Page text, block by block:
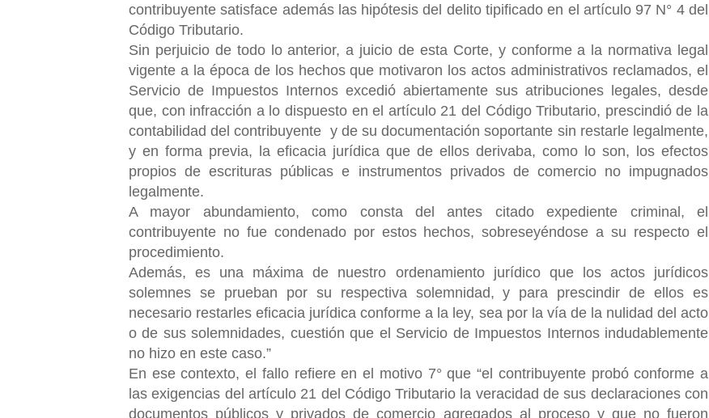
contribuyente satisface además las hipótesis del delito tipificado en el artículo 97 N° 4 del
Código Tributario.
Sin perjuicio de todo lo anterior, a juicio de esta Corte, y conforme a la normativa legal
vigente a la época de los hechos que motivaron los actos administrativos reclamados, el
Servicio de Impuestos Internos excedió abiertamente sus atribuciones legales, desde
que, con infracción a lo dispuesto en el artículo 21 del Código Tributario, prescindió de la
contabilidad del contribuyente y de su documentación soportante sin restarle legalmente,
y en forma previa, la eficacia jurídica que de ellos derivaba, como lo son, los efectos
propios de escrituras públicas e instrumentos privados de comercio no impugnados
legalmente.
A mayor abundamiento, como consta del antes citado expediente criminal, el
contribuyente no fue condenado por estos hechos, sobreseyéndose a su respecto el
procedimiento.
Además, es una máxima de nuestro ordenamiento jurídico que los actos jurídicos
solemnes se prueban por su respectiva solemnidad, y para prescindir de ellos es
necesario restarles eficacia jurídica conforme a la ley, sea por la vía de la nulidad del acto
o de sus solemnidades, cuestión que el Servicio de Impuestos Internos indudablemente
no hizo en este caso.”
En ese contexto, el fallo refiere en el motivo 7° que “el contribuyente probó conforme a
las exigencias del artículo 21 del Código Tributario la veracidad de sus declaraciones con
documentos públicos y privados de comercio agregados al proceso y que no fueron